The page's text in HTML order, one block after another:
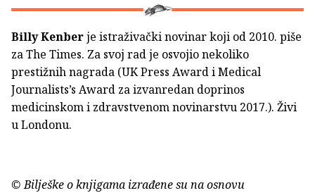
Billy Kenberje istraživački novinar koji od 2010. piše
za The Times. Za svoj rad je osvojio nekoliko
prestižnih nagrada (UK Press Award i Medical
Journalists’s Award za izvanredan doprinos
medicinskom i zdravstvenom novinarstvu 2017.). Živi
u Londonu.
© Bilješke o knjigama izrađene su na osnovu